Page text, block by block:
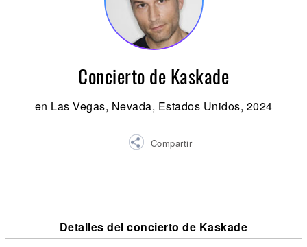
Concierto de Kaskade
en Las Vegas, Nevada, Estados Unidos, 2024
Compartir
Detalles del concierto de Kaskade